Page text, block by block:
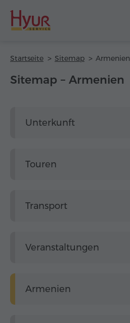
Startseite Sitemap Armenien
Sitemap – Armenien
Unterkunft
Touren
Transport
Veranstaltungen
Armenien